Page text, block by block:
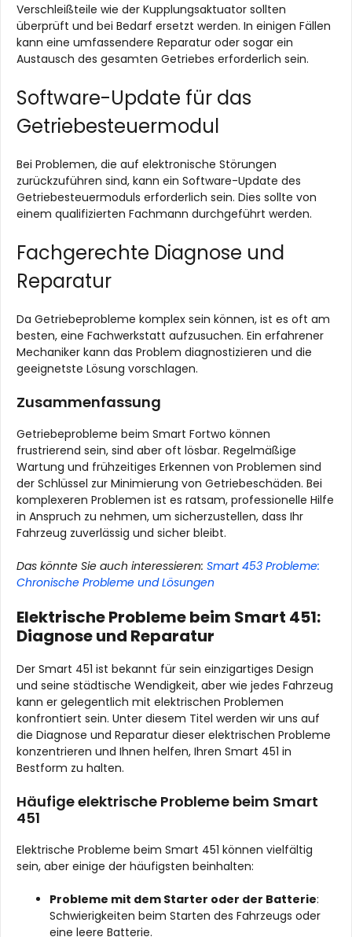
Verschleißteile wie der Kupplungsaktuator sollten
überprüft und bei Bedarf ersetzt werden. In einigen Fällen
kann eine umfassendere Reparatur oder sogar ein
Austausch des gesamten Getriebes erforderlich sein.
Software-Update für das
Getriebesteuermodul
Bei Problemen, die auf elektronische Störungen
zurückzuführen sind, kann ein Software-Update des
Getriebesteuermoduls erforderlich sein. Dies sollte von
einem qualifizierten Fachmann durchgeführt werden.
Fachgerechte Diagnose und
Reparatur
Da Getriebeprobleme komplex sein können, ist es oft am
besten, eine Fachwerkstatt aufzusuchen. Ein erfahrener
Mechaniker kann das Problem diagnostizieren und die
geeignetste Lösung vorschlagen.
Zusammenfassung
Getriebeprobleme beim Smart Fortwo können
frustrierend sein, sind aber oft lösbar. Regelmäßige
Wartung und frühzeitiges Erkennen von Problemen sind
der Schlüssel zur Minimierung von Getriebeschäden. Bei
komplexeren Problemen ist es ratsam, professionelle Hilfe
in Anspruch zu nehmen, um sicherzustellen, dass Ihr
Fahrzeug zuverlässig und sicher bleibt.
Das könnte Sie auch interessieren: Smart 453 Probleme:
Chronische Probleme und Lösungen
Elektrische Probleme beim Smart 451:
Diagnose und Reparatur
Der Smart 451 ist bekannt für sein einzigartiges Design
und seine städtische Wendigkeit, aber wie jedes Fahrzeug
kann er gelegentlich mit elektrischen Problemen
konfrontiert sein. Unter diesem Titel werden wir uns auf
die Diagnose und Reparatur dieser elektrischen Probleme
konzentrieren und Ihnen helfen, Ihren Smart 451 in
Bestform zu halten.
Häufige elektrische Probleme beim Smart
451
Elektrische Probleme beim Smart 451 können vielfältig
sein, aber einige der häufigsten beinhalten:
Probleme mit dem Starter oder der Batterie:
Schwierigkeiten beim Starten des Fahrzeugs oder
eine leere Batterie.